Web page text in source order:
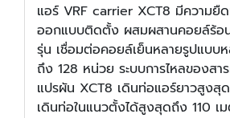
แอร์ VRF carrier XCT8 มีความยื
ออกแบบติดตั้ง ผสมผสานคอยล์ร้อ
รุ่น เชื่อมต่อคอยล์เย็นหลายรูปแบบ
ถึง 128 หน่วย ระบบการไหลของสา
แปรผัน XCT8 เดินท่อแอร์ยาวสูงสุ
เดินท่อในแนวตั้งได้สูงสุดถึง 110 เ